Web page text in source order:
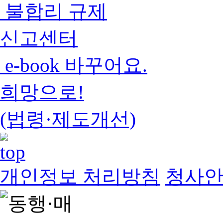
불합리 규제
신고센터
e-book 바꾸어요.
희망으로!
(법령·제도개선)
개인정보 처리방침 청사